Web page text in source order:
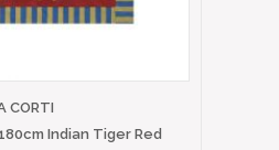
CORTI
Indian Tiger Red